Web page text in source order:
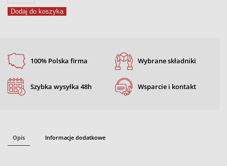
Posypka
beconowa
Dodaj do koszyka
100% Polska firma
Szybka wysyłka 48h
Wybrane składniki
Wsparcie i kontakt
Opis Informacje dodatkowe